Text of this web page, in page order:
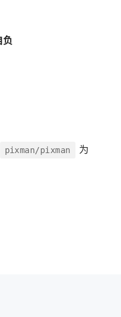
pixman/pixman 为